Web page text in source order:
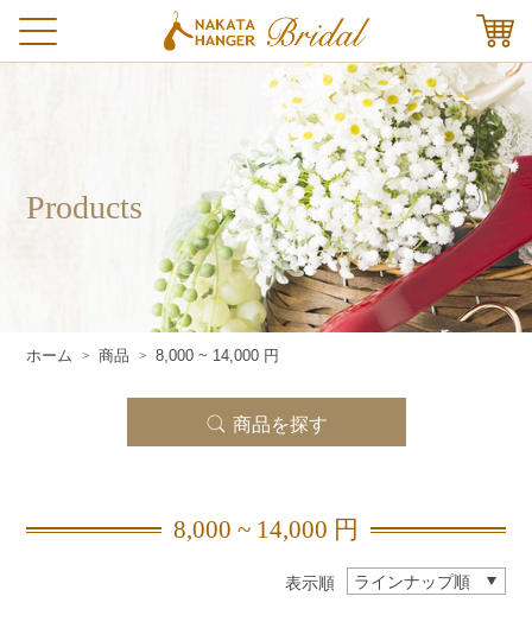
Products
ホーム > 商品 > 8,000 ~ 14,000 円
商品を探す
8,000 ~ 14,000 円
表示順